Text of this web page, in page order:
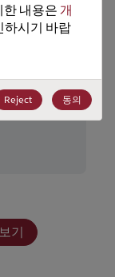
기
한 내용은 개
하시기 바랍
Reject 동의